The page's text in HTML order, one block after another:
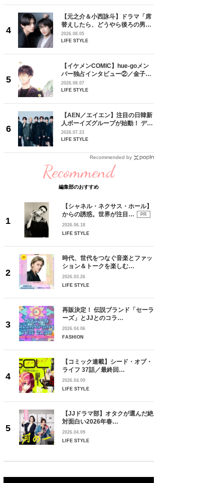
【元之介＆小西詠斗】ドラマ「席
替えしたら、どうやら後ろの男が
どうやら俺のこと好きらしい」放
送記念インタビュー♡ 「自然と詠
2026.08.05
LIFE STYLE
【イケメンCOMIC】hue-goメン
バー独占インタビュー②／金子玄
矢「感情をズバーッと言葉にでき
た時は幸せ〜」
2026.08.07
LIFE STYLE
【AEN／エイエン】注目の日韓新
人ボーイズグループが始動！ デビ
ュー目前のフレッシュな面々を独
占インタビュー。7人の魅力に迫
2026.07.23
LIFE STYLE
Recommended by
Recommend
編集部のおすすめ
【シャネル・ネクサス・ホール】
からの誘惑。世界が注目…
PR
2026.06.18
LIFE STYLE
時代、世代をつなぐ音楽とファッ
ション＆トークを楽しむ…
2026.03.26
LIFE STYLE
再販決定！ 伝説ブランド「セーラ
ーズ」とJJとのコラ…
2026.04.06
FASHION
【コミック連載】シード・オブ・
ライフ 37話／最終回…
2026.04.09
LIFE STYLE
【JJドラマ部】オタクが選んだ絶
対面白い2026年春…
2026.04.09
LIFE STYLE